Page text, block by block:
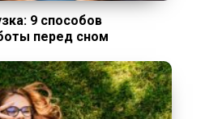
9 способов
перед сном